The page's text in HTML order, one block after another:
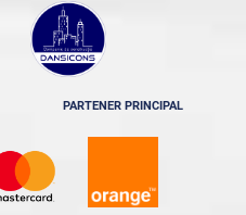
PARTENER PRINCIPAL